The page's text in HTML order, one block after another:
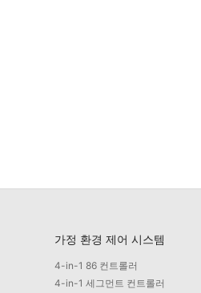
가정 환경 제어 시스템
4-in-1 86 컨트롤러
4-in-1 세그먼트 컨트롤러